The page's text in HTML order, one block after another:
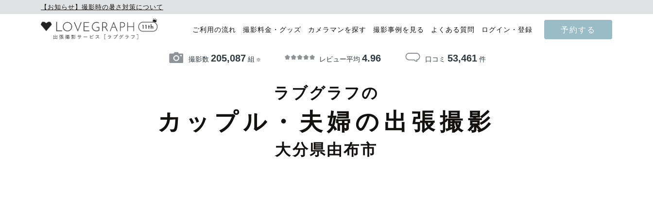
【お知らせ】撮影時の暑さ対策について
ご利用の流れ 撮影料金・グッズ カメラマンを探す 撮影事例を見る よくある質問 ログイン・登録 予約する
撮影数 205,087 組 ※ レビュー平均 4.96 口コミ 53,461件
ラブグラフの
カップル・夫婦の出張撮影
大分県由布市